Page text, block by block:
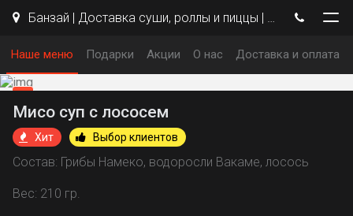
Банзай | Доставка суши, роллы и пиццы | Троицк
Наше меню Подарки Акции О нас Доставка и оплата
Мисо суп с лососем
Хит Выбор клиентов
Состав: Грибы Намеко, водоросли Вакаме, лосось
Вес: 210 гр.